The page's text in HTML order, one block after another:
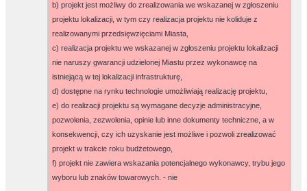
b) projekt jest możliwy do zrealizowania we wskazanej w zgłoszeniu
projektu lokalizacji, w tym czy realizacja projektu nie koliduje z
realizowanymi przedsięwzięciami Miasta,
c) realizacja projektu we wskazanej w zgłoszeniu projektu lokalizacji
nie naruszy gwarancji udzielonej Miastu przez wykonawcę na
istniejącą w tej lokalizacji infrastrukturę,
d) dostępne na rynku technologie umożliwiają realizację projektu,
e) do realizacji projektu są wymagane decyzje administracyjne,
pozwolenia, zezwolenia, opinie lub inne dokumenty techniczne, a w
konsekwencji, czy ich uzyskanie jest możliwe i pozwoli zrealizować
projekt w trakcie roku budżetowego,
f) projekt nie zawiera wskazania potencjalnego wykonawcy, trybu jego
wyboru lub znaków towarowych. -nie